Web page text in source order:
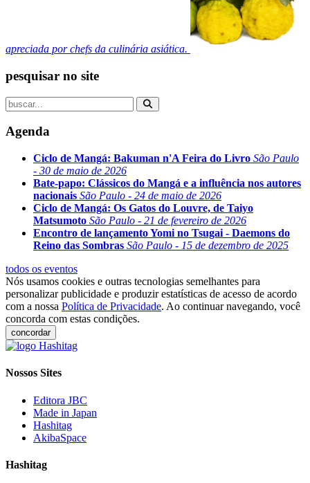
apreciada por chefs da culinária asiática.
pesquisar no site
Agenda
Ciclo de Mangá: Bakuman n'A Feira do Livro São Paulo
- 30 de maio de 2026
Bate-papo: Clássicos do Mangá e a influência nos autores
nacionais São Paulo - 24 de maio de 2026
Ciclo de Mangá: Os Gatos do Louvre, de Taiyo
Matsumoto São Paulo - 21 de fevereiro de 2026
Encontro de lançamento Yomi no Tsugai - Daemons do
Reino das Sombras São Paulo - 15 de dezembro de 2025
todos os eventos
Nós usamos cookies e outras tecnologias semelhantes para
personalizar publicidade e produzir estatísticas de acesso de acordo
com a nossa Política de Privacidade. Ao continuar navegando, você
concorda com estas condições.
concordar
Nossos Sites
Editora JBC
Made in Japan
Hashitag
AkibaSpace
Hashitag